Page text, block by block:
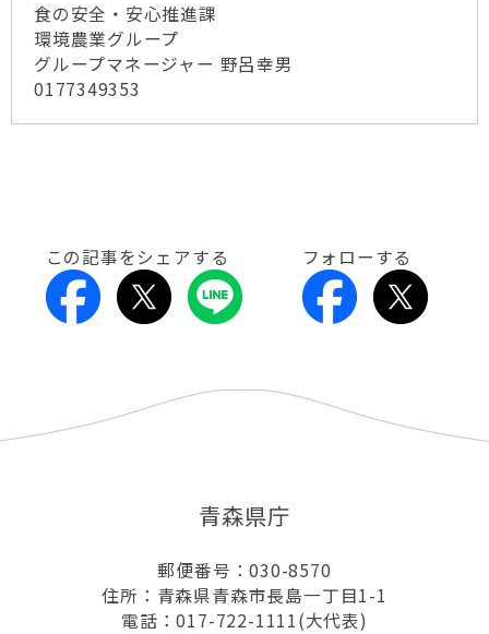
食の安全・安心推進課
環境農業グループ
グループマネージャー 野呂幸男
0177349353
この記事をシェアする フォローする
青森県庁
郵便番号：030-8570
住所：青森県青森市長島一丁目1-1
電話：017-722-1111(大代表)